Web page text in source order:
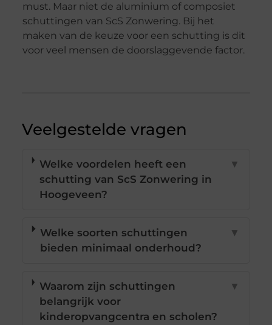
must. Maar niet de aluminium of composiet
schuttingen van ScS Zonwering. Bij het
maken van de keuze voor een schutting is dit
voor veel mensen de doorslaggevende factor.
Veelgestelde vragen
Welke voordelen heeft een
schutting van ScS Zonwering in
Hoogeveen?
▼
Welke soorten schuttingen
bieden minimaal onderhoud?
▼
Waarom zijn schuttingen
belangrijk voor
kinderopvangcentra en scholen?
▼